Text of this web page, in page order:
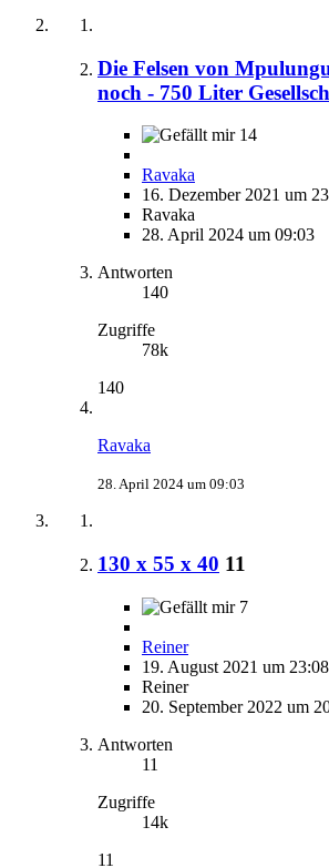
Die Felsen von
noch - 750 Liter
14
Ravaka
16. Dezember 2021 um
Ravaka
28. April 2024 um 09:03
Antworten
140
Zugriffe
78k
140
Ravaka
28. April 2024 um 09:03
130 x 55 x 40 11
7
Reiner
19. August 2021 um 23:08
Reiner
20. September 2022 um
Antworten
11
Zugriffe
14k
11